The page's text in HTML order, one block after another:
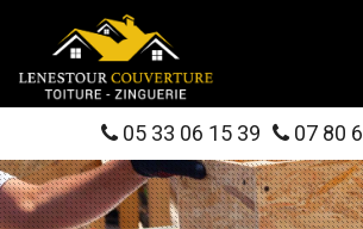
05 33 06 15 39 07 80